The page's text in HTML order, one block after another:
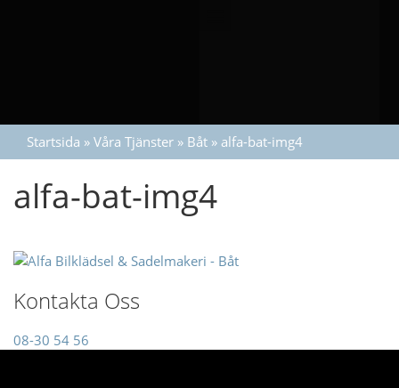
Startsida » Våra Tjänster » Båt » alfa-bat-img4
alfa-bat-img4
Kontakta Oss
08-30 54 56